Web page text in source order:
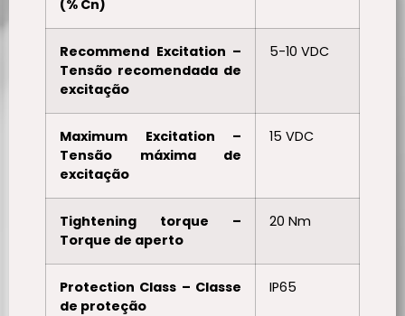
(% Cn)
Recommend Excitation –
Tensão recomendada de
excitação
5-10 VDC
Maximum Excitation –
Tensão máxima de
excitação
15 VDC
Tightening torque –
Torque de aperto
20 Nm
Protection Class – Classe
de proteção
IP65